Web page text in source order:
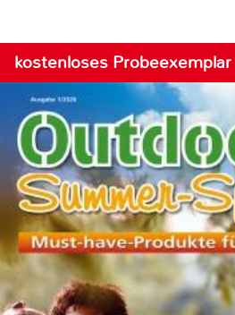
kostenloses Probeexemplar